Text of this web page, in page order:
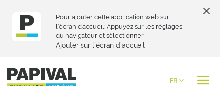
Pour ajouter cette application web sur
l’écran d’accueil: Appuyez sur les réglages
du navigateur et sélectionner
Ajouter sur l’écran d’accueil
to
Content
Langue
FR